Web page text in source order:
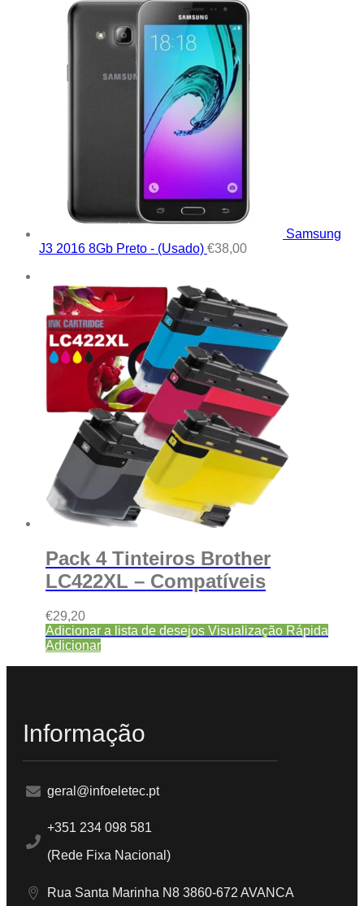
Samsung
J3 2016 8Gb Preto - (Usado) €38,00
Pack 4 Tinteiros Brother
LC422XL – Compatíveis
€29,20
Adicionar a lista de desejos Visualização Rápida
Adicionar
Informação
geral@infoeletec.pt
+351 234 098 581
(Rede Fixa Nacional)
Rua Santa Marinha N8 3860-672 AVANCA